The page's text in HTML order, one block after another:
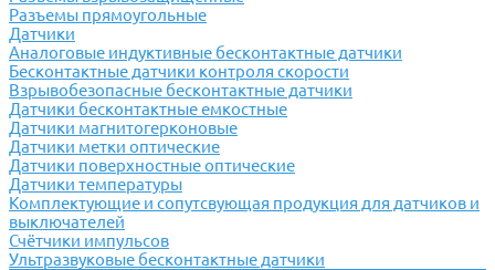
Разъемы прямоугольные
Датчики
Аналоговые индуктивные бесконтактные датчики
Бесконтактные датчики контроля скорости
Взрывобезопасные бесконтактные датчики
Датчики бесконтактные емкостные
Датчики магнитогерконовые
Датчики метки оптические
Датчики поверхностные оптические
Датчики температуры
Комплектующие и сопутсвующая продукция для датчиков и
выключателей
Счётчики импульсов
Ультразвуковые бесконтактные датчики